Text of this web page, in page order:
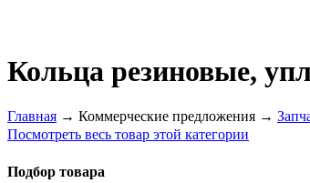
Кольца резиновые,
Главная → Коммерческие предложения →
Посмотреть весь товар этой категории
Подбор товара